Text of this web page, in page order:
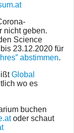
nicht geben.
Science
23.12.2020 für
abstimmen.
Global
wo es
buchen
oder schaut